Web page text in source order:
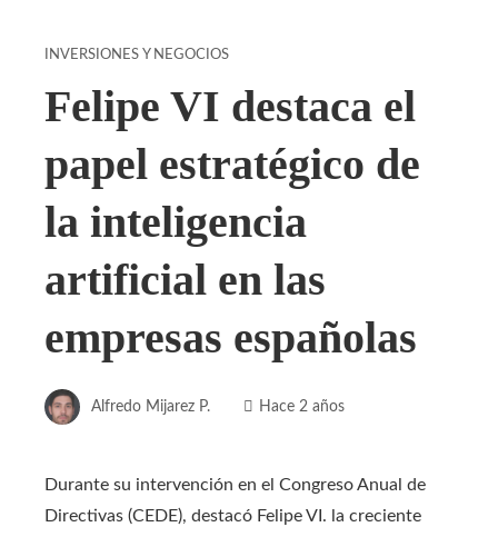
INVERSIONES Y NEGOCIOS
Felipe VI destaca el
papel estratégico de
la inteligencia
artificial en las
empresas españolas
Alfredo Mijarez P. Hace 2 años
Durante su intervención en el Congreso Anual de
Directivas (CEDE), destacó Felipe VI. la creciente